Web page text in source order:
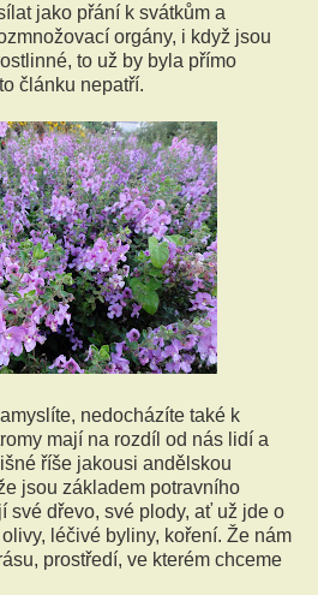
jako přání k svátkům a
orgány, i když jsou
to už by byla přímo
článku nepatří.
nedocházíte také k
mají na rozdíl od nás lidí a
říše jakousi andělskou
jsou základem potravního
své dřevo, své plody, ať už jde o
léčivé byliny, koření. Že nám
prostředí, ve kterém chceme